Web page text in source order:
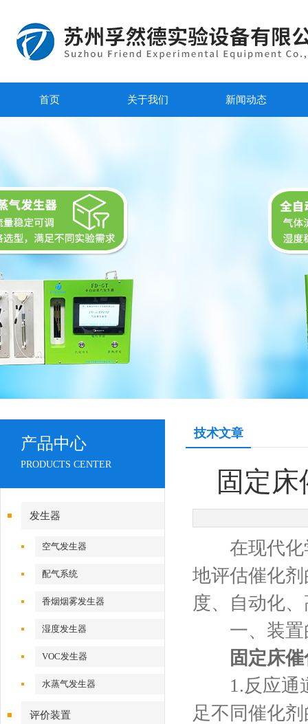
首页 关于我们 新闻动态
产品中心
PRODUCTS CENTER
发生器
空气发生器
配气系统
香烟烟雾发生器
湿度发生器
VOC发生器
水蒸气发生器
评价装置
技术文章
固定
在现代化学
地评估催化
度、自动化
一、装置
固定床
1.反应通道
足不同催化